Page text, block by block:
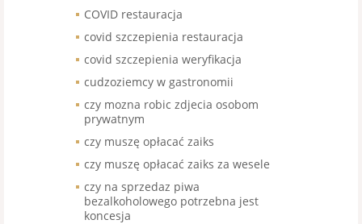
COVID restauracja
covid szczepienia restauracja
covid szczepienia weryfikacja
cudzoziemcy w gastronomii
czy mozna robic zdjecia osobom
prywatnym
czy muszę opłacać zaiks
czy muszę opłacać zaiks za wesele
czy na sprzedaz piwa
bezalkoholowego potrzebna jest
koncesja